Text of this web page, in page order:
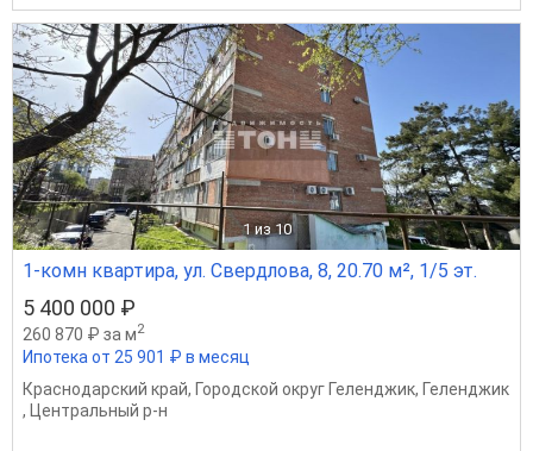
1 из 10
1-комн квартира, ул. Свердлова, 8, 20.70 м², 1/5 эт.
5 400 000 ₽
260 870 ₽ за м2
Ипотека от 25 901 ₽ в месяц
Краснодарский край, Городской округ Геленджик, Геленджик
, Центральный р-н